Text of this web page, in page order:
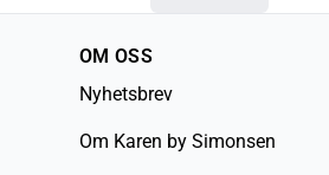
OM OSS
Nyhetsbrev
Om Karen by Simonsen